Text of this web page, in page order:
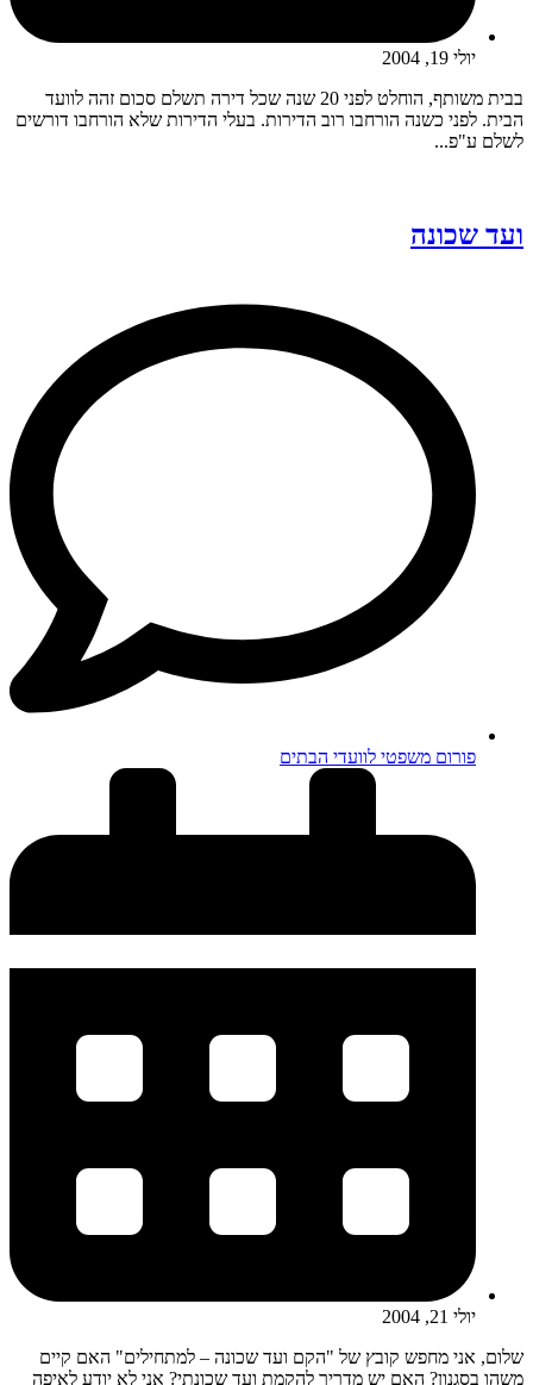
יולי 19, 2004
בבית משותף, הוחלט לפני 20 שנה שכל דירה תשלם סכום זהה לוועד
הבית. לפני כשנה הורחבו רוב הדירות. בעלי הדירות שלא הורחבו דורשים
לשלם ע"פ...
ועד שכונה
פורום משפטי לוועדי הבתים
יולי 21, 2004
שלום, אני מחפש קובץ של "הקם ועד שכונה – למתחילים" האם קיים
משהו בסגנון? האם יש מדריך להקמת ועד שכונתי? אני לא יודע לאיפה